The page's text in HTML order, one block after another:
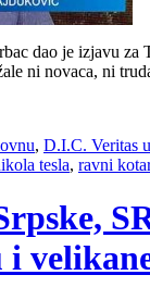
dao je izjavu
ni novaca, ni
, D.I.C. Veritas
tesla, ravni